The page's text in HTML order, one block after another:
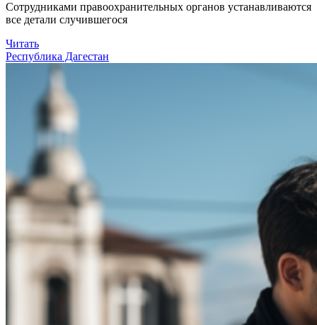
Сотрудниками правоохранительных органов устанавливаются
все детали случившегося
Читать
Республика Дагестан